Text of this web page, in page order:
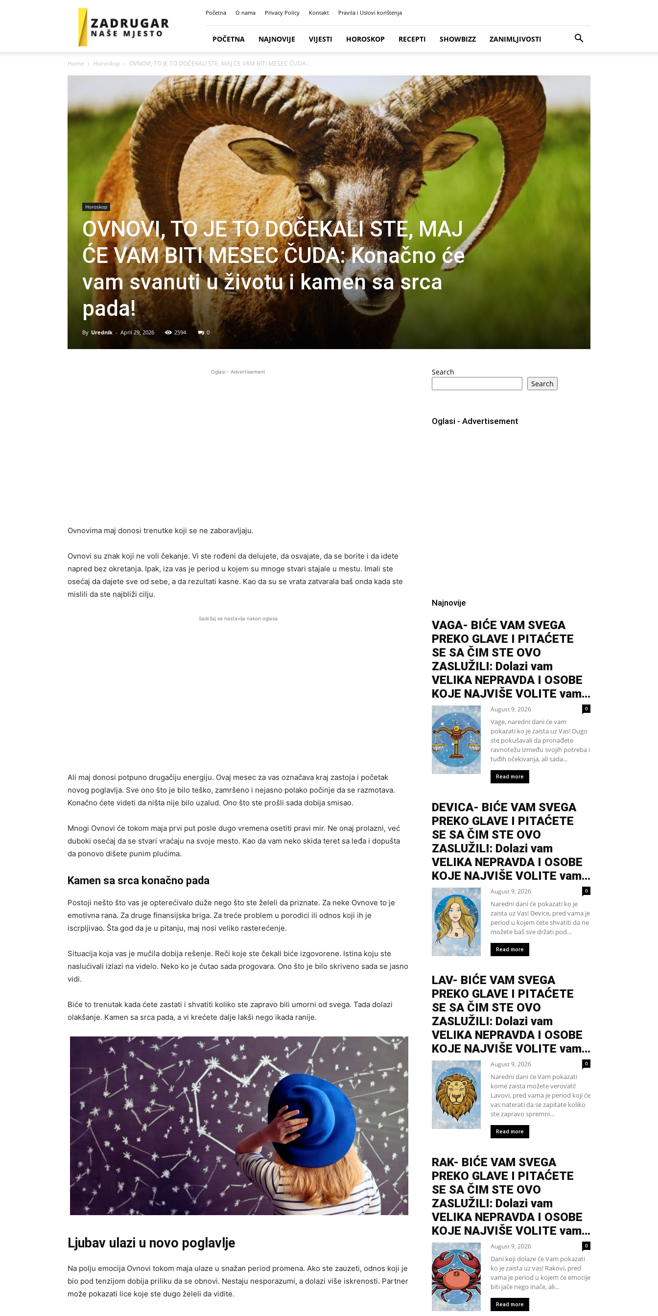
Zadrugar
Početna O nama Privacy Policy Kontakt Pravila i Uslovi korištenja
POČETNA NAJNOVIJE VIJESTI HOROSKOP RECEPTI SHOWBIZZ ZANIMLJIVOSTI
Home Horoskop OVNOVI, TO JE TO DOČEKALI STE, MAJ ĆE VAM BITI MESEC ČUDA:...
Horoskop
OVNOVI, TO JE TO DOČEKALI STE, MAJ
ĆE VAM BITI MESEC ČUDA: Konačno će
vam svanuti u životu i kamen sa srca
pada!
By Urednik - April 29, 2026 2594 0
Oglasi - Advertisement
Ovnovima maj donosi trenutke koji se ne zaboravljaju.
Ovnovi su znak koji ne voli čekanje. Vi ste rođeni da delujete, da osvajate, da se borite i da idete
napred bez okretanja. Ipak, iza vas je period u kojem su mnoge stvari stajale u mestu. Imali ste
osećaj da dajete sve od sebe, a da rezultati kasne. Kao da su se vrata zatvarala baš onda kada ste
mislili da ste najbliži cilju.
Sadržaj se nastavlja nakon oglasa
Ali maj donosi potpuno drugačiju energiju. Ovaj mesec za vas označava kraj zastoja i početak
novog poglavlja. Sve ono što je bilo teško, zamršeno i nejasno polako počinje da se razmotava.
Konačno ćete videti da ništa nije bilo uzalud. Ono što ste prošli sada dobija smisao.
Mnogi Ovnovi će tokom maja prvi put posle dugo vremena osetiti pravi mir. Ne onaj prolazni, već
duboki osećaj da se stvari vraćaju na svoje mesto. Kao da vam neko skida teret sa leđa i dopušta
da ponovo dišete punim plućima.
Kamen sa srca konačno pada
Postoji nešto što vas je opterećivalo duže nego što ste želeli da priznate. Za neke Ovnove to je
emotivna rana. Za druge finansijska briga. Za treće problem u porodici ili odnos koji ih je
iscrpljivao. Šta god da je u pitanju, maj nosi veliko rasterećenje.
Situacija koja vas je mučila dobija rešenje. Reči koje ste čekali biće izgovorene. Istina koju ste
naslućivali izlazi na videlo. Neko ko je ćutao sada progovara. Ono što je bilo skriveno sada se jasno
vidi.
Biće to trenutak kada ćete zastati i shvatiti koliko ste zapravo bili umorni od svega. Tada dolazi
olakšanje. Kamen sa srca pada, a vi krećete dalje lakši nego ikada ranije.
Ljubav ulazi u novo poglavlje
Na polju emocija Ovnovi tokom maja ulaze u snažan period promena. Ako ste zauzeti, odnos koji je
bio pod tenzijom dobija priliku da se obnovi. Nestaju nesporazumi, a dolazi više iskrenosti. Partner
može pokazati lice koje ste dugo želeli da vidite.
Search
Search
Oglasi - Advertisement
Najnovije
VAGA- BIĆE VAM SVEGA
PREKO GLAVE I PITAĆETE
SE SA ČIM STE OVO
ZASLUŽILI: Dolazi vam
VELIKA NEPRAVDA I OSOBE
KOJE NAJVIŠE VOLITE vam...
August 9, 2026 0
Vage, naredni dani će vam
pokazati ko je zaista uz Vas! Dugo
ste pokušavali da pronađete
ravnotežu između svojih potreba i
tuđih očekivanja, ali sada...
Read more
DEVICA- BIĆE VAM SVEGA
PREKO GLAVE I PITAĆETE
SE SA ČIM STE OVO
ZASLUŽILI: Dolazi vam
VELIKA NEPRAVDA I OSOBE
KOJE NAJVIŠE VOLITE vam...
August 9, 2026 0
Naredni dani će pokazati ko je
zaista uz Vas! Device, pred vama je
period u kojem ćete shvatiti da ne
možete baš sve držati pod...
Read more
LAV- BIĆE VAM SVEGA
PREKO GLAVE I PITAĆETE
SE SA ČIM STE OVO
ZASLUŽILI: Dolazi vam
VELIKA NEPRAVDA I OSOBE
KOJE NAJVIŠE VOLITE vam...
August 9, 2026 0
Naredni dani će Vam pokazati
kome zaista možete verovati!
Lavovi, pred vama je period koji će
vas naterati da se zapitate koliko
ste zapravo spremni...
Read more
RAK- BIĆE VAM SVEGA
PREKO GLAVE I PITAĆETE
SE SA ČIM STE OVO
ZASLUŽILI: Dolazi vam
VELIKA NEPRAVDA I OSOBE
KOJE NAJVIŠE VOLITE vam...
August 9, 2026 0
Dani koji dolaze će Vam pokazati
ko je zaista uz vas! Rakovi, pred
vama je period u kojem će emocije
biti jače nego inače, ali...
Read more